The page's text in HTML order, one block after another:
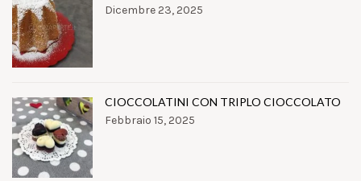
Dicembre 23, 2025
CIOCCOLATINI CON TRIPLO CIOCCOLATO
Febbraio 15, 2025